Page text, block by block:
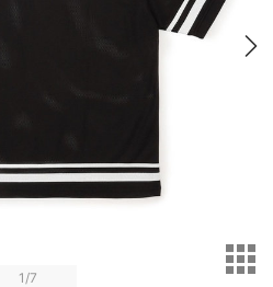
1/7